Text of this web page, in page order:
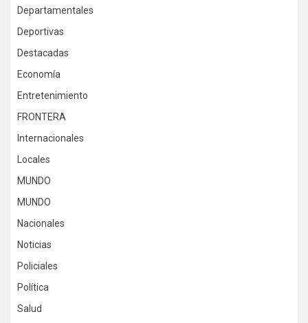
Departamentales
Deportivas
Destacadas
Economía
Entretenimiento
FRONTERA
Internacionales
Locales
MUNDO
MUNDO
Nacionales
Noticias
Policiales
Política
Salud